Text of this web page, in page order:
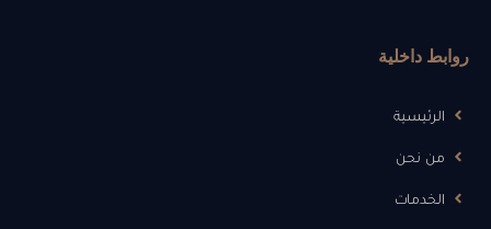
روابط داخلية
الرئيسية
من نحن
الخدمات